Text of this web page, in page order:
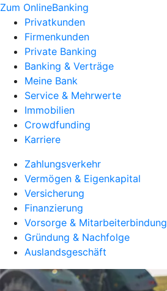
Zum OnlineBanking
Privatkunden
Firmenkunden
Private Banking
Banking & Verträge
Meine Bank
Service & Mehrwerte
Immobilien
Crowdfunding
Karriere
Zahlungsverkehr
Vermögen & Eigenkapital
Versicherung
Finanzierung
Vorsorge & Mitarbeiterbindung
Gründung & Nachfolge
Auslandsgeschäft